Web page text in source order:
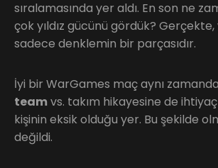
sıralamasında yer aldı. En son ne
çok yıldız gücünü gördük? Gerçekte,
sadece denklemin bir parçasıdır.
İyi bir WarGames maç aynı
teamvs. takım hikayesine de
kişinin eksik olduğu yer. Bu şekilde
değildi.